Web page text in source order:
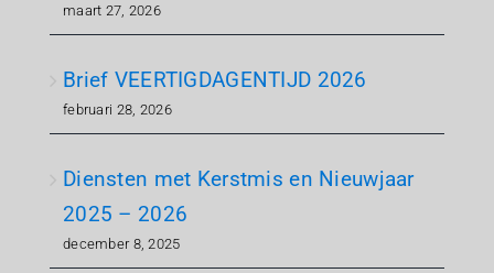
maart 27, 2026
Brief VEERTIGDAGENTIJD 2026
februari 28, 2026
Diensten met Kerstmis en Nieuwjaar
2025 – 2026
december 8, 2025